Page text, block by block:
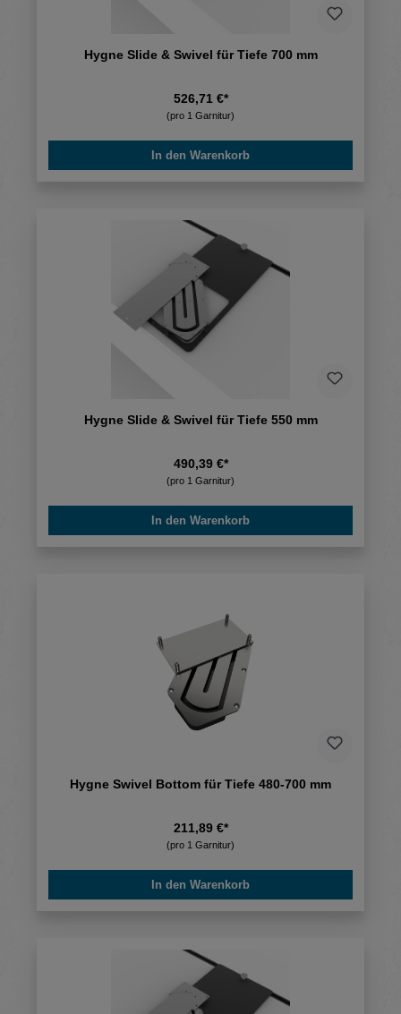
Hygne Slide & Swivel für Tiefe 700 mm
526,71 €*
(pro 1 Garnitur)
In den Warenkorb
Hygne Slide & Swivel für Tiefe 550 mm
490,39 €*
(pro 1 Garnitur)
In den Warenkorb
Hygne Swivel Bottom für Tiefe 480-700 mm
211,89 €*
(pro 1 Garnitur)
In den Warenkorb